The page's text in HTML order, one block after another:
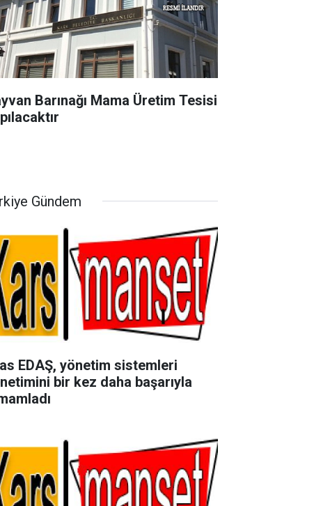
Barınağı Mama Üretim Tesisi
Gündem
EDAŞ, yönetim sistemleri
bir kez daha başarıyla